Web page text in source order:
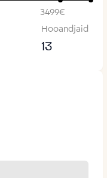
3499€
Hooandjaid
13